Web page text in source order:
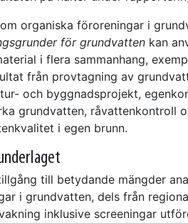
organiska föroreningar i
för grundvattenkan
i flera sammanhang,
från provtagning av
och byggnadsprojekt,
grundvatten, råvattenkontroll
i egen brunn.
till betydande mängder
i grundvatten, dels från
inklusive screeningar